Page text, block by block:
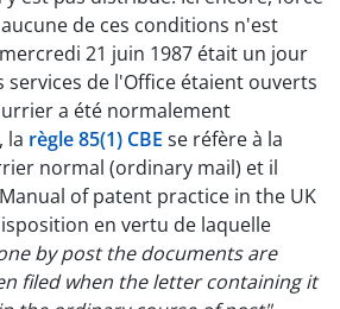
de ces conditions n'est
21 juin 1987 était un jour
services de l'Office étaient ouverts
a été normalement
la règle 85(1) CBE se réfère à la
normal (ordinary mail) et il
of patent practice in the UK
en vertu de laquelle
by post the documents are
filed when the letter containing it